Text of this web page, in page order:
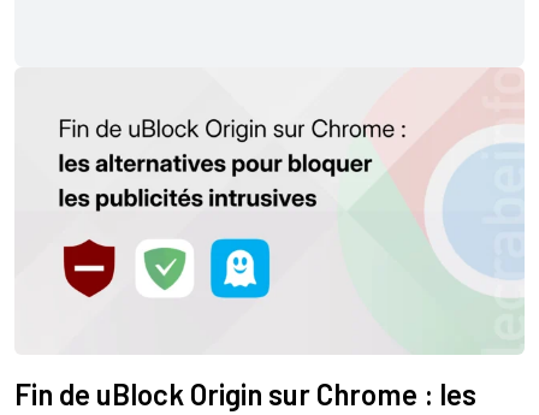
Fin de uBlock Origin sur Chrome : les